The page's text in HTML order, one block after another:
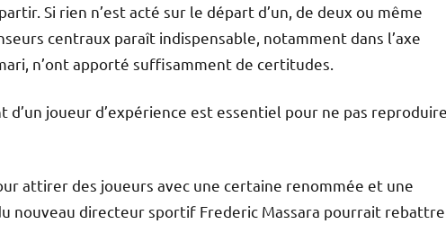
Si rien n’est acté sur le départ d’un, de deux ou même
centraux paraît indispensable, notamment dans l’axe
n’ont apporté suffisamment de certitudes.
joueur d’expérience est essentiel pour ne pas
attirer des joueurs avec une certaine renommée et une
nouveau directeur sportif Frederic Massara pourrait rebattre